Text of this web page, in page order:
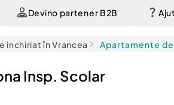
Devino partener B2B
inchiriat în Vrancea Apartamente
Insp. Scolar